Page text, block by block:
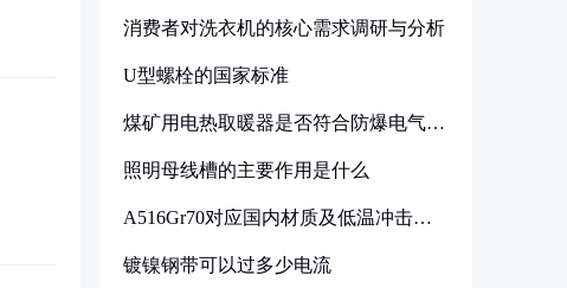
消费者对洗衣机的核心需求调研与分析
U型螺栓的国家标准
煤矿用电热取暖器是否符合防爆电气设
照明母线槽的主要作用是什么
A516Gr70对应国内材质及低温冲击要
镀镍钢带可以过多少电流